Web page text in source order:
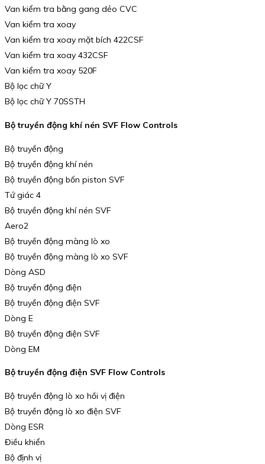
Van kiểm tra bằng gang dẻo CVC
Van kiểm tra xoay
Van kiểm tra xoay mặt bích 422CSF
Van kiểm tra xoay 432CSF
Van kiểm tra xoay 520F
Bộ lọc chữ Y
Bộ lọc chữ Y 70SSTH
Bộ truyền động khí nén SVF Flow Controls
Bộ truyền động
Bộ truyền động khí nén
Bộ truyền động bốn piston SVF
Tứ giác 4
Bộ truyền động khí nén SVF
Aero2
Bộ truyền động màng lò xo
Bộ truyền động màng lò xo SVF
Dòng ASD
Bộ truyền động điện
Bộ truyền động điện SVF
Dòng E
Bộ truyền động điện SVF
Dòng EM
Bộ truyền động điện SVF Flow Controls
Bộ truyền động lò xo hồi vị điện
Bộ truyền động lò xo điện SVF
Dòng ESR
Điều khiển
Bộ định vị